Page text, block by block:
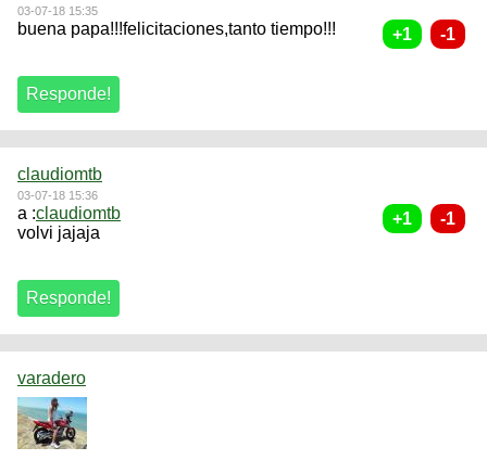
03-07-18 15:35
buena papa!!!felicitaciones,tanto tiempo!!!
claudiomtb
03-07-18 15:36
a :claudiomtb
volvi jajaja
varadero